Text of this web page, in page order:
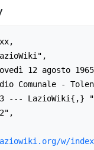
Comunale -
3 --- LazioWiki{,}
w/